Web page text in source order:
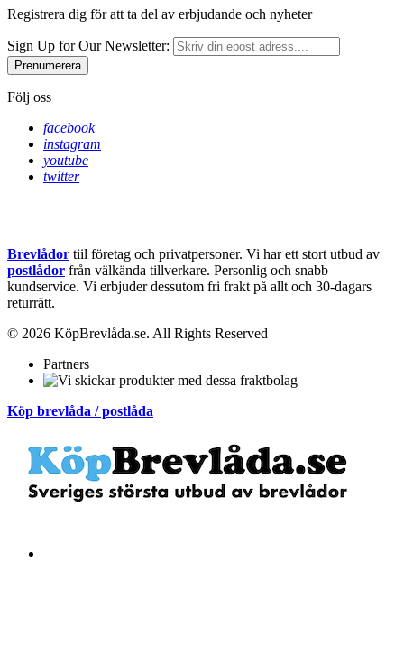
Registrera dig för att ta del av erbjudande och nyheter
Sign Up for Our Newsletter:
Prenumerera
Följ oss
facebook
instagram
youtube
twitter
Brevlådor tiil företag och privatpersoner. Vi har ett stort utbud av
postlådor från välkända tillverkare. Personlig och snabb
kundservice. Vi erbjuder dessutom fri frakt på allt och 30-dagars
returrätt.
© 2026 KöpBrevlåda.se. All Rights Reserved
Partners
Köp brevlåda / postlåda